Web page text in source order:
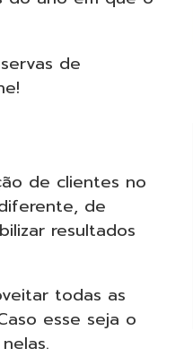
de
de clientes no
de
resultados
todas as
esse seja o